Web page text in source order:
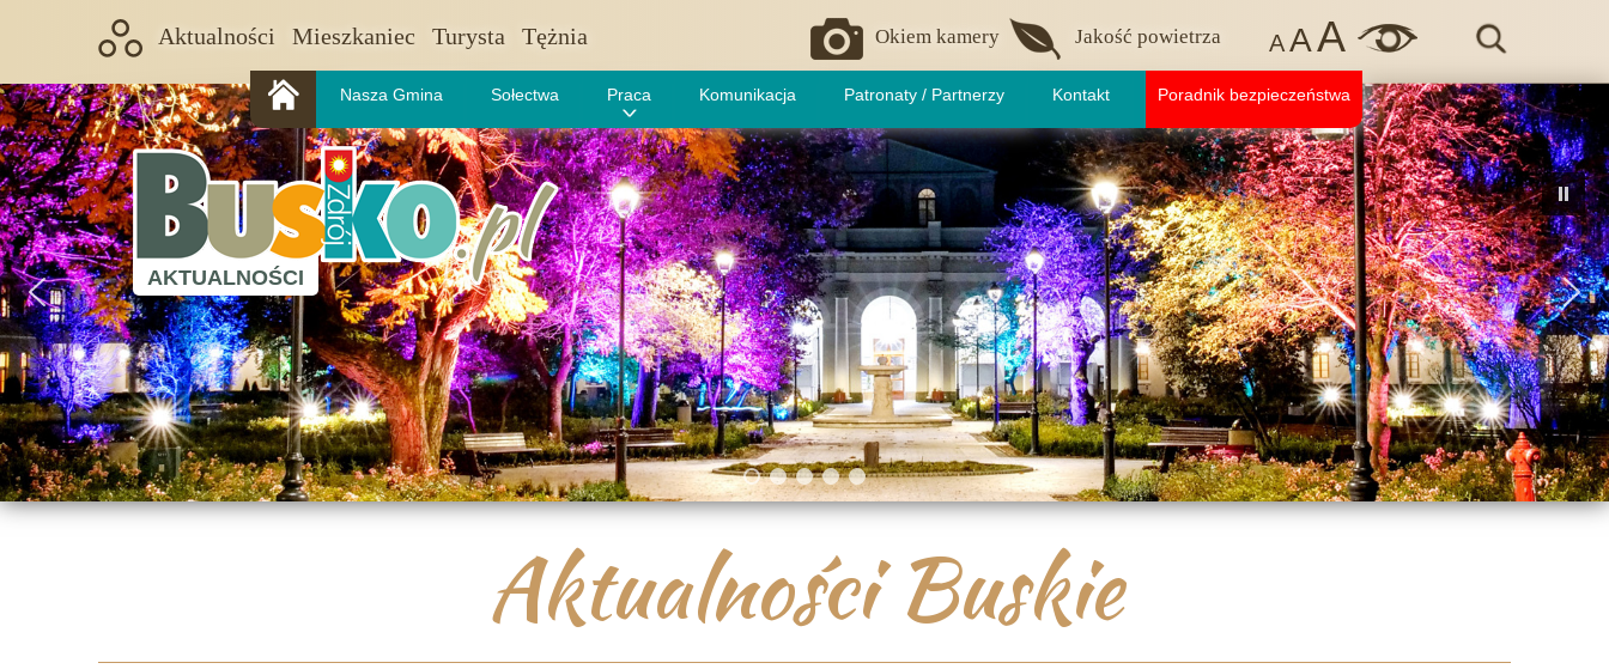
Aktualności Mieszkaniec Turysta Tężnia Okiem kamery Jakość powietrza AAA
AKTUALNOŚCI
Nasza Gmina Sołectwa Praca Komunikacja Patronaty / Partnerzy Kontakt Poradnik bezpieczeństwa
Aktualności Buskie